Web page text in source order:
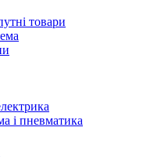
товари
і пневматика